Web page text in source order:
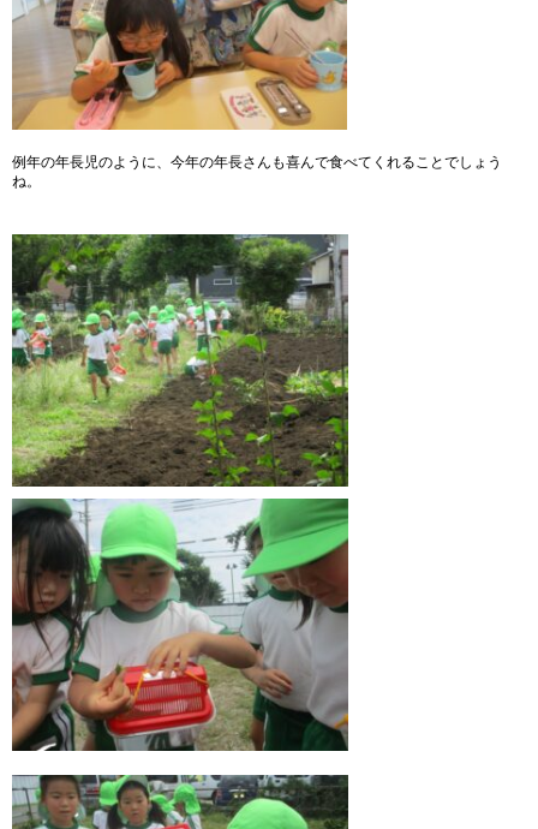
例年の年長児のように、今年の年長さんも喜んで食べてくれることでしょう
ね。